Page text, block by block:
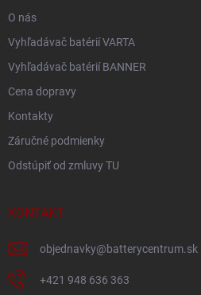
O nás
Vyhľadávač batérií VARTA
Vyhľadávač batérií BANNER
Cena dopravy
Kontakty
Záručné podmienky
Odstúpiť od zmluvy TU
KONTAKT
objednavky@batterycentrum.sk
+421 948 636 363